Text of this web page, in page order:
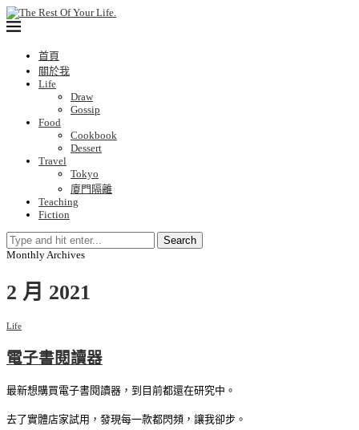
首頁
關於我
Life
Draw
Gossip
Food
Cookbook
Dessert
Travel
Tokyo
廈門隔離
Teaching
Fiction
Search
Monthly Archives
2 月 2021
Life
電子書閱讀器
最新想購買電子書閱讀器，到目前都還在研究中。
去了實體店家試用，發現每一款都閃頻，讓我卻步。